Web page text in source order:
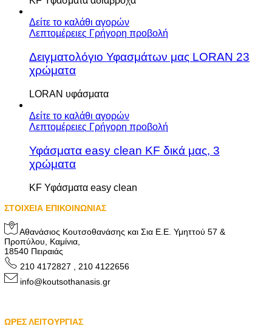
Δείτε το καλάθι αγορών
Λεπτομέρειες Γρήγορη προβολή
Δειγματολόγιο Υφασμάτων μας LORAN 23
χρώματα
LORAN υφάσματα
Δείτε το καλάθι αγορών
Λεπτομέρειες Γρήγορη προβολή
Υφάσματα easy clean KF δικά μας, 3
χρώματα
KF Υφάσματα easy clean
ΣΤΟΙΧΕΙΑ ΕΠΙΚΟΙΝΩΝΙΑΣ
Αθανάσιος Κουτσοθανάσης και Σια Ε.Ε. Υμηττού 57 &
Προπύλου, Καμίνια,
18540 Πειραιάς
210 4172827 , 210 4122656
info@koutsothanasis.gr
ΩΡΕΣ ΛΕΙΤΟΥΡΓΙΑΣ